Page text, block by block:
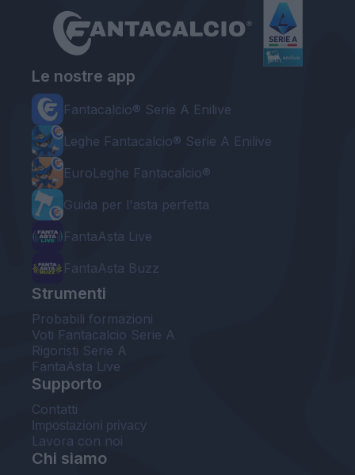
Le nostre app
Fantacalcio® Serie A Enilive
Leghe Fantacalcio® Serie A Enilive
EuroLeghe Fantacalcio®
Guida per l'asta perfetta
FantaAsta Live
FantaAsta Buzz
Strumenti
Probabili formazioni
Voti Fantacalcio Serie A
Rigoristi Serie A
FantaAsta Live
Supporto
Contatti
Impostazioni privacy
Lavora con noi
Chi siamo